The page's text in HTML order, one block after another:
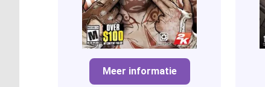
Meer informatie